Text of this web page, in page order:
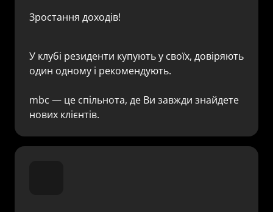
Зростання доходів!
У клубі резиденти купують у своїх, довіряють
один одному і рекомендують.
mbc — це спільнота, де Ви завжди знайдете
нових клієнтів.